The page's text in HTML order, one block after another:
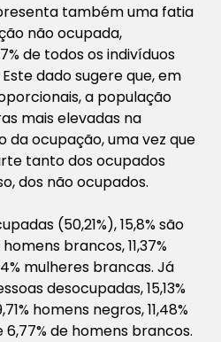
também uma fatia
não ocupada,
de todos os indivíduos
dado sugere que, em
a população
mais elevadas na
da ocupação, uma vez que
tanto dos ocupados
dos não ocupados.
(50,21%), 15,8% são
brancos, 11,37%
mulheres brancas. Já
desocupadas, 15,13%
homens negros, 11,48%
de homens brancos.